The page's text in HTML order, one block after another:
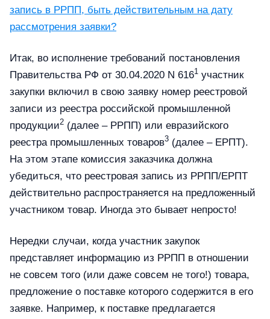
запись в РРПП, быть действительным на дату
рассмотрения заявки?
Итак, во исполнение требований постановления
Правительства РФ от 30.04.2020 N 6161 участник
закупки включил в свою заявку номер реестровой
записи из реестра российской промышленной
продукции2 (далее – РРПП) или евразийского
реестра промышленных товаров3 (далее – ЕРПТ).
На этом этапе комиссия заказчика должна
убедиться, что реестровая запись из РРПП/ЕРПТ
действительно распространяется на предложенный
участником товар. Иногда это бывает непросто!
Нередки случаи, когда участник закупок
представляет информацию из РРПП в отношении
не совсем того (или даже совсем не того!) товара,
предложение о поставке которого содержится в его
заявке. Например, к поставке предлагается